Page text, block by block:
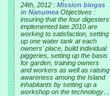
24th, 2012 : Mission biogas
in Nanumea Objectives :
insuring that the four digesters
implemented late 2010 are
working to satisfaction, setting
up one water tank at each
owners' place, build individual
piggeries, setting up the basis
for garden, training owners
and workers as well as raising
awareness among the Island
inhabitants by setting up a
workshop on the technology…